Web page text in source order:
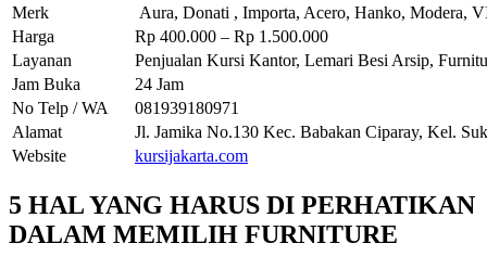
Merk
Aura, Donati , Importa, Acero, Hanko, Modera,
Harga
Rp 400.000 – Rp 1.500.000
Layanan
Penjualan Kursi Kantor, Lemari Besi Arsip,
Jam Buka
24 Jam
No Telp / WA
081939180971
Alamat
Jl. Jamika No.130 Kec. Babakan Ciparay, Kel.
Website
kursijakarta.com
5 HAL YANG HARUS DI PERHATIKAN
DALAM MEMILIH FURNITURE